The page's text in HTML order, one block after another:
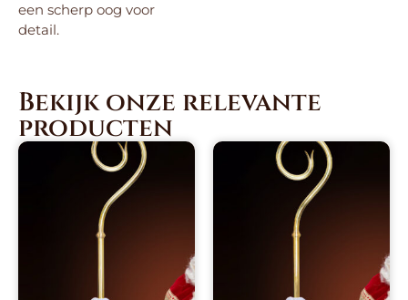
een scherp oog voor
detail.
Bekijk onze relevante
producten